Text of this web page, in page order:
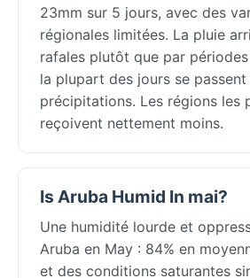
23mm sur 5 jours, avec des
régionales limitées. La pluie
rafales plutôt que par
la plupart des jours se passent
précipitations. Les régions les
reçoivent nettement moins.
Is Aruba Humid In mai?
Une humidité lourde et
Aruba en May : 84% en
et des conditions saturantes